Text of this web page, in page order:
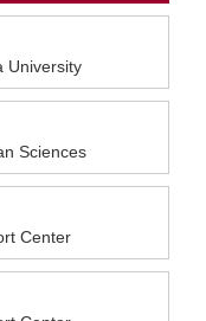
University
Sciences
Center